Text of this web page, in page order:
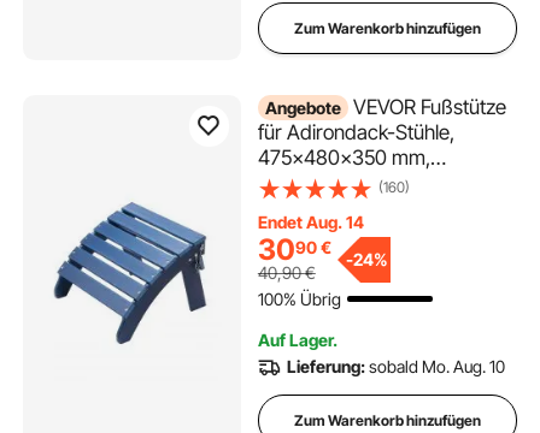
Zum Warenkorb hinzufügen
Angebote VEVOR Fußstütze
für Adirondack-Stühle,
475x480x350 mm,
klappbarer Adirondack-
Kunststoff, Gartenstuhl, weit
verbreitet für Außenbereich,
Veranda, Pool, Rasen,
Hinterhof, blau
(160)
Endet Aug. 14
3090€
40,90€
-24%
100% Übrig
Auf Lager.
Lieferung:sobald Mo. Aug. 10
Zum Warenkorb hinzufügen